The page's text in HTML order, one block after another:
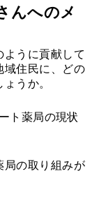
んへのメ
うに貢献して
域住民に、どの
うか。
ト薬局の現状
局の取り組みが